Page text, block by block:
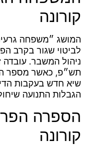
קורונה
המושג ״משפחה
לביטוי שגור בקרב
ניהול המשבר.
תש״פ, כאשר מספר
שיא חדש בעקבות
הגבלות התנועה
הספרה
קורונה